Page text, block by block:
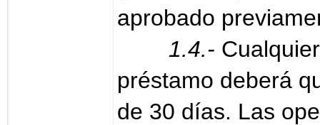
aprobado
1.4.-
préstamo deberá
de 30 días. Las